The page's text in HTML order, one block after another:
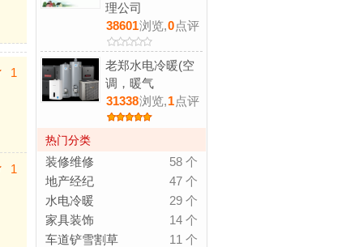
1
1
理公司
38601浏览,0点评
老郑水电冷暖(空
调，暖气
31338浏览,1点评
热门分类
58 个
装修维修
47 个
地产经纪
29 个
水电冷暖
14 个
家具装饰
11 个
车道铲雪割草